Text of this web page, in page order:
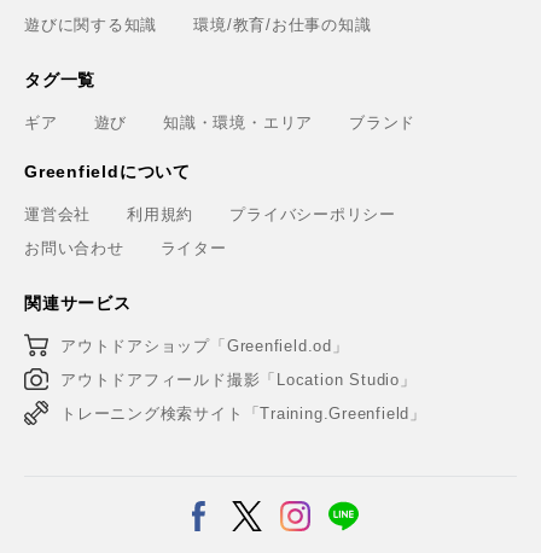
遊びに関する知識
環境/教育/お仕事の知識
タグ一覧
ギア 遊び 知識・環境・エリア ブランド
Greenfieldについて
運営会社 利用規約
プライバシーポリシー
お問い合わせ
ライター
関連サービス
アウトドアショップ「Greenfield.od」
アウトドアフィールド撮影「Location Studio」
トレーニング検索サイト「Training.Greenfield」